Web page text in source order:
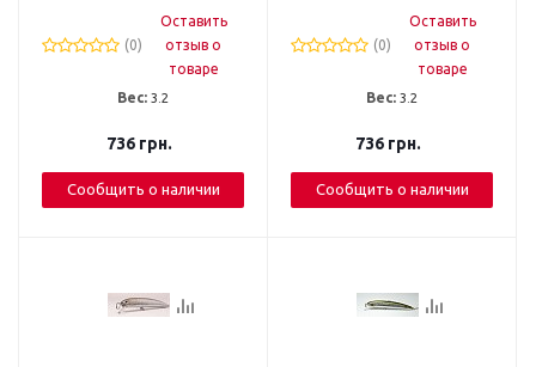
(0)
Оставить
отзыв о
товаре
Вес: 3.2
736грн.
Сообщить о наличии
(0)
Оставить
отзыв о
товаре
Вес: 3.2
736грн.
Сообщить о наличии